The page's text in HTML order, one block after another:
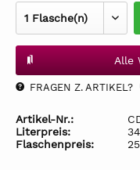
Alle
FRAGEN Z. ARTIKEL?
Artikel-Nr.:
Literpreis:
Flaschenpreis: